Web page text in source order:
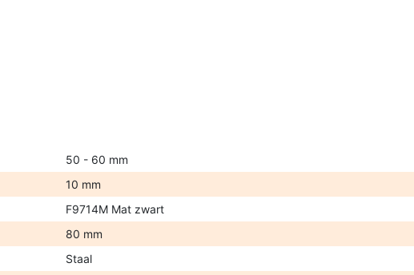
50 - 60 mm
10 mm
F9714M Mat zwart
80 mm
Staal